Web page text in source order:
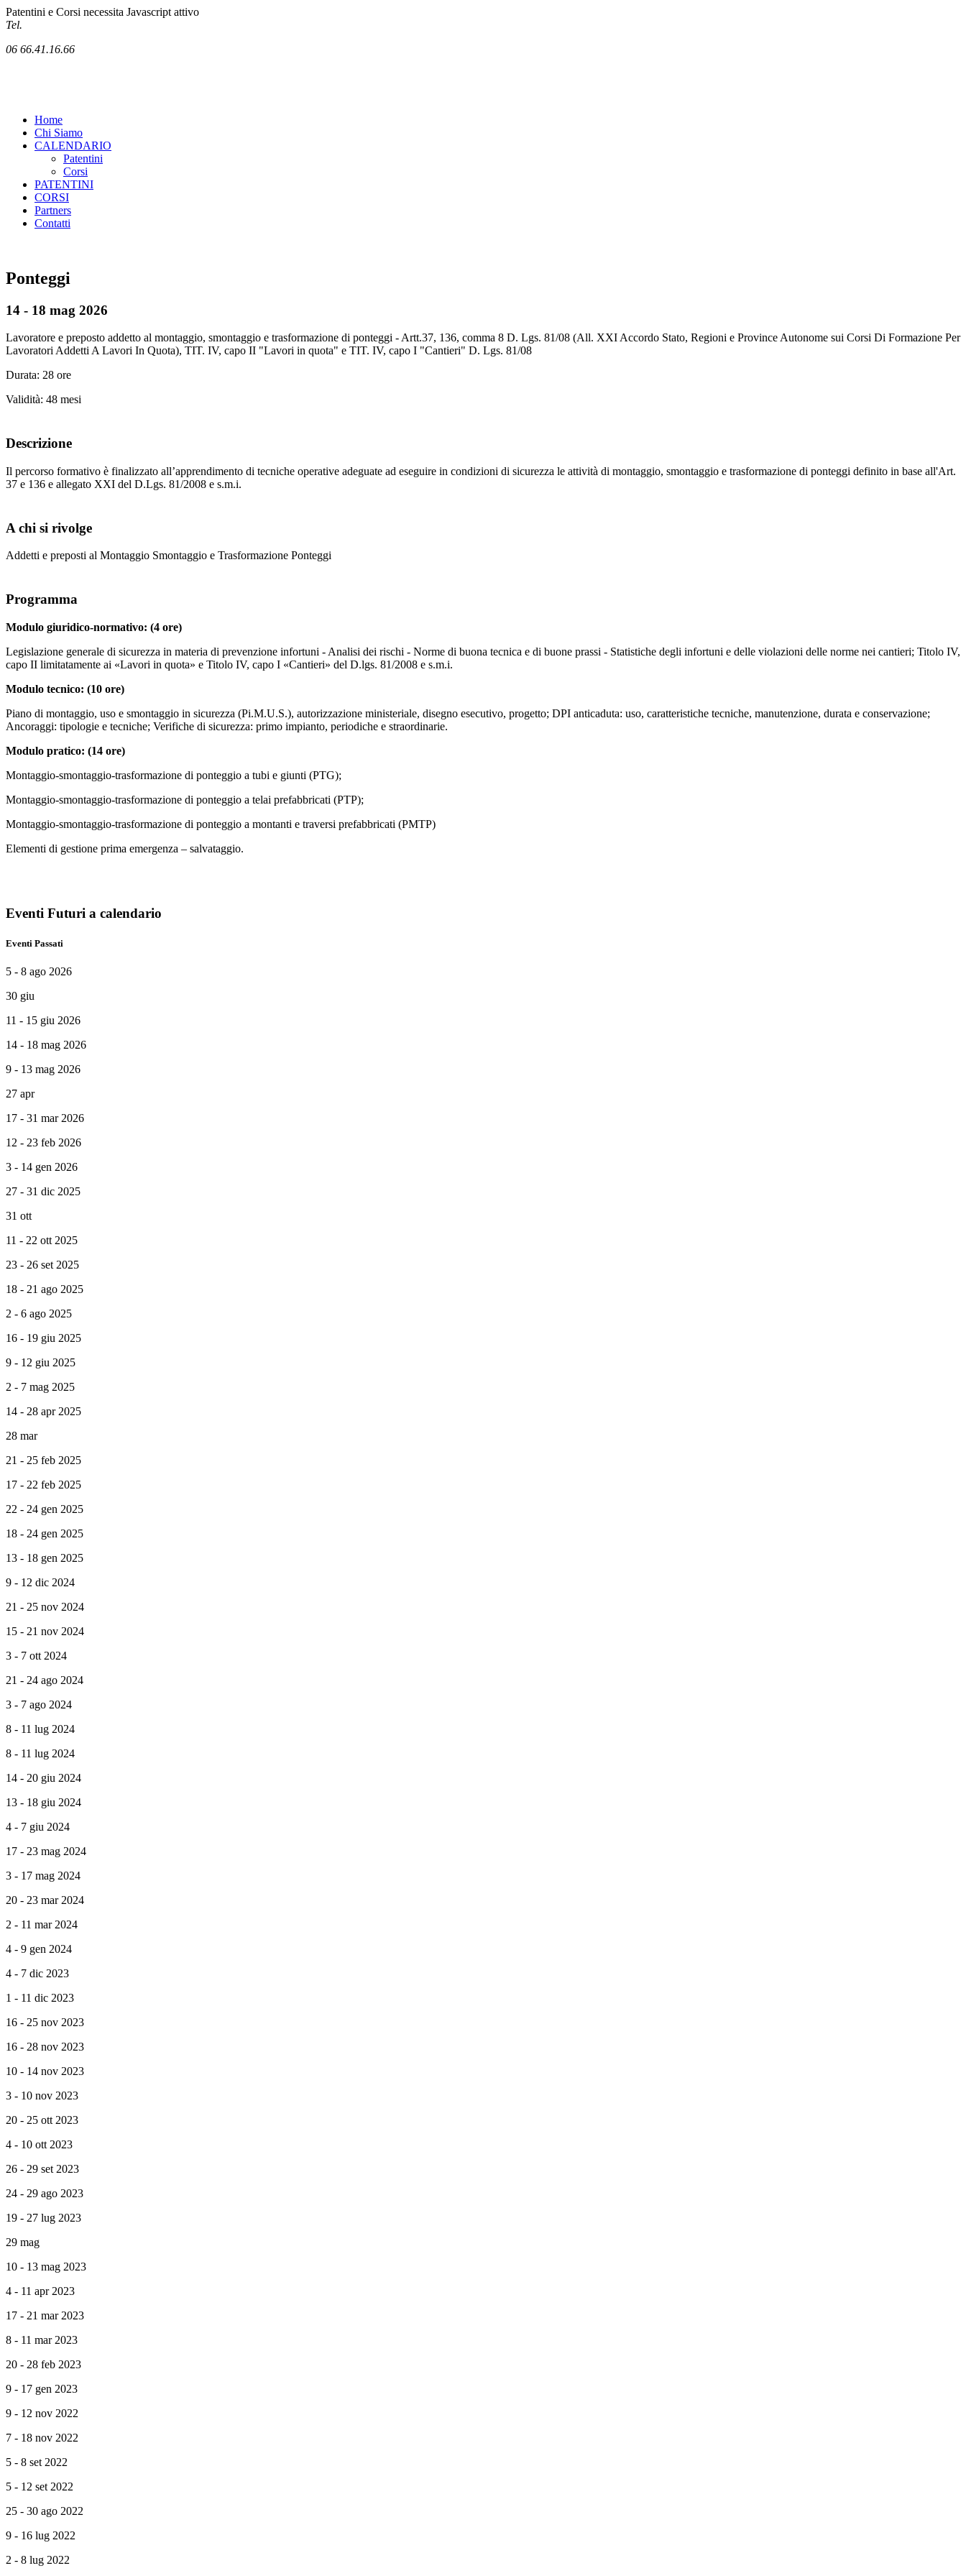
Patentini e Corsi necessita Javascript attivo
Tel.
06 66.41.16.66
Home
Chi Siamo
CALENDARIO
Patentini
Corsi
PATENTINI
CORSI
Partners
Contatti
Ponteggi
14 - 18 mag 2026
Lavoratore e preposto addetto al montaggio, smontaggio e trasformazione di ponteggi - Artt.37, 136, comma 8 D. Lgs. 81/08 (All. XXI Accordo Stato, Regioni e Province Autonome sui Corsi Di Formazione Per
Lavoratori Addetti A Lavori In Quota), TIT. IV, capo II "Lavori in quota" e TIT. IV, capo I "Cantieri" D. Lgs. 81/08
Durata: 28 ore
Validità: 48 mesi
Descrizione
Il percorso formativo è finalizzato all’apprendimento di tecniche operative adeguate ad eseguire in condizioni di sicurezza le attività di montaggio, smontaggio e trasformazione di ponteggi definito in base all'Art.
37 e 136 e allegato XXI del D.Lgs. 81/2008 e s.m.i.
A chi si rivolge
Addetti e preposti al Montaggio Smontaggio e Trasformazione Ponteggi
Programma
Modulo giuridico-normativo: (4 ore)
Legislazione generale di sicurezza in materia di prevenzione infortuni - Analisi dei rischi - Norme di buona tecnica e di buone prassi - Statistiche degli infortuni e delle violazioni delle norme nei cantieri; Titolo IV,
capo II limitatamente ai «Lavori in quota» e Titolo IV, capo I «Cantieri» del D.lgs. 81/2008 e s.m.i.
Modulo tecnico: (10 ore)
Piano di montaggio, uso e smontaggio in sicurezza (Pi.M.U.S.), autorizzazione ministeriale, disegno esecutivo, progetto; DPI anticaduta: uso, caratteristiche tecniche, manutenzione, durata e conservazione;
Ancoraggi: tipologie e tecniche; Verifiche di sicurezza: primo impianto, periodiche e straordinarie.
Modulo pratico: (14 ore)
Montaggio-smontaggio-trasformazione di ponteggio a tubi e giunti (PTG);
Montaggio-smontaggio-trasformazione di ponteggio a telai prefabbricati (PTP);
Montaggio-smontaggio-trasformazione di ponteggio a montanti e traversi prefabbricati (PMTP)
Elementi di gestione prima emergenza – salvataggio.
Eventi Futuri a calendario
Eventi Passati
5 - 8 ago 2026
30 giu
11 - 15 giu 2026
14 - 18 mag 2026
9 - 13 mag 2026
27 apr
17 - 31 mar 2026
12 - 23 feb 2026
3 - 14 gen 2026
27 - 31 dic 2025
31 ott
11 - 22 ott 2025
23 - 26 set 2025
18 - 21 ago 2025
2 - 6 ago 2025
16 - 19 giu 2025
9 - 12 giu 2025
2 - 7 mag 2025
14 - 28 apr 2025
28 mar
21 - 25 feb 2025
17 - 22 feb 2025
22 - 24 gen 2025
18 - 24 gen 2025
13 - 18 gen 2025
9 - 12 dic 2024
21 - 25 nov 2024
15 - 21 nov 2024
3 - 7 ott 2024
21 - 24 ago 2024
3 - 7 ago 2024
8 - 11 lug 2024
8 - 11 lug 2024
14 - 20 giu 2024
13 - 18 giu 2024
4 - 7 giu 2024
17 - 23 mag 2024
3 - 17 mag 2024
20 - 23 mar 2024
2 - 11 mar 2024
4 - 9 gen 2024
4 - 7 dic 2023
1 - 11 dic 2023
16 - 25 nov 2023
16 - 28 nov 2023
10 - 14 nov 2023
3 - 10 nov 2023
20 - 25 ott 2023
4 - 10 ott 2023
26 - 29 set 2023
24 - 29 ago 2023
19 - 27 lug 2023
29 mag
10 - 13 mag 2023
4 - 11 apr 2023
17 - 21 mar 2023
8 - 11 mar 2023
20 - 28 feb 2023
9 - 17 gen 2023
9 - 12 nov 2022
7 - 18 nov 2022
5 - 8 set 2022
5 - 12 set 2022
25 - 30 ago 2022
9 - 16 lug 2022
2 - 8 lug 2022